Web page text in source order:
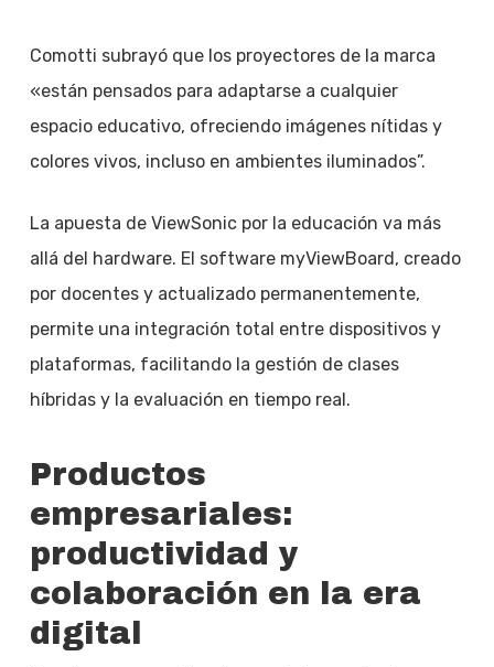
Comotti subrayó que los proyectores de la marca
«están pensados para adaptarse a cualquier
espacio educativo, ofreciendo imágenes nítidas y
colores vivos, incluso en ambientes iluminados”.
La apuesta de ViewSonic por la educación va más
allá del hardware. El software myViewBoard, creado
por docentes y actualizado permanentemente,
permite una integración total entre dispositivos y
plataformas, facilitando la gestión de clases
híbridas y la evaluación en tiempo real.
Productos
empresariales:
productividad y
colaboración en la era
digital